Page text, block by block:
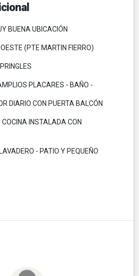
BUENA UBICACIÓN
(PTE MARTIN FIERRO)
PLACARES - BAÑO -
DIARIO CON PUERTA BALCÓN
INSTALADA CON
- PATIO Y PEQUEÑO